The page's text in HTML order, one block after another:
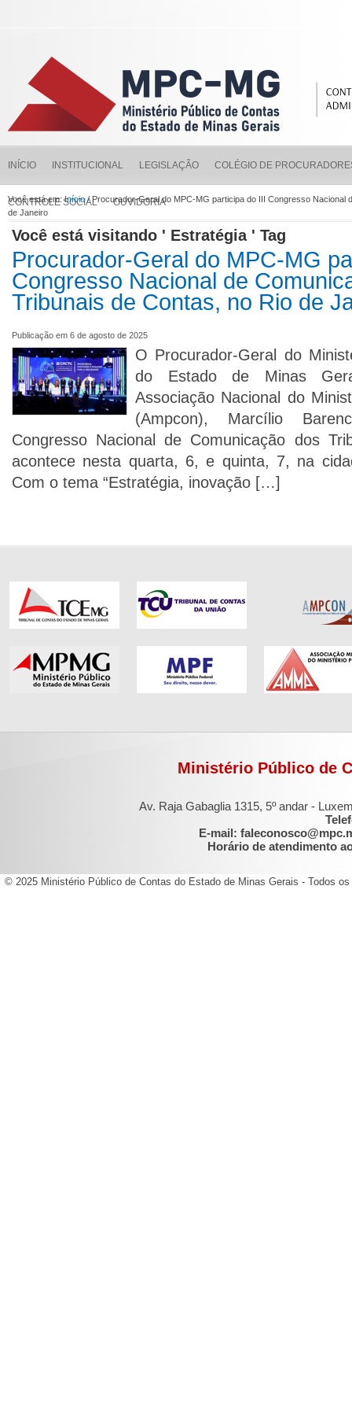
INÍCIO INSTITUCIONAL LEGISLAÇÃO COLÉGIO DE
CONTROLE SOCIAL OUVIDORIA
Você está em:Início/ Procurador-Geral do MPC-MG participa do III Congresso Nacional
de Janeiro
Você está visitando ' Estratégia ' Tag
Procurador-Geral do MPC-MG
Congresso Nacional de
Tribunais de Contas, no Rio de
Publicação em 6 de agosto de 2025
O Procurador-Geral do
do Estado de Minas
Associação Nacional do
(Ampcon), Marcílio
Congresso Nacional de Comunicação dos
acontece nesta quarta, 6, e quinta, 7, na
Com o tema “Estratégia, inovação […]
Ministério Público de
Av. Raja Gabaglia 1315, 5º andar -
E-mail:
Horário de atendimento
© 2025 Ministério Público de Contas do Estado de Minas Gerais - Todos